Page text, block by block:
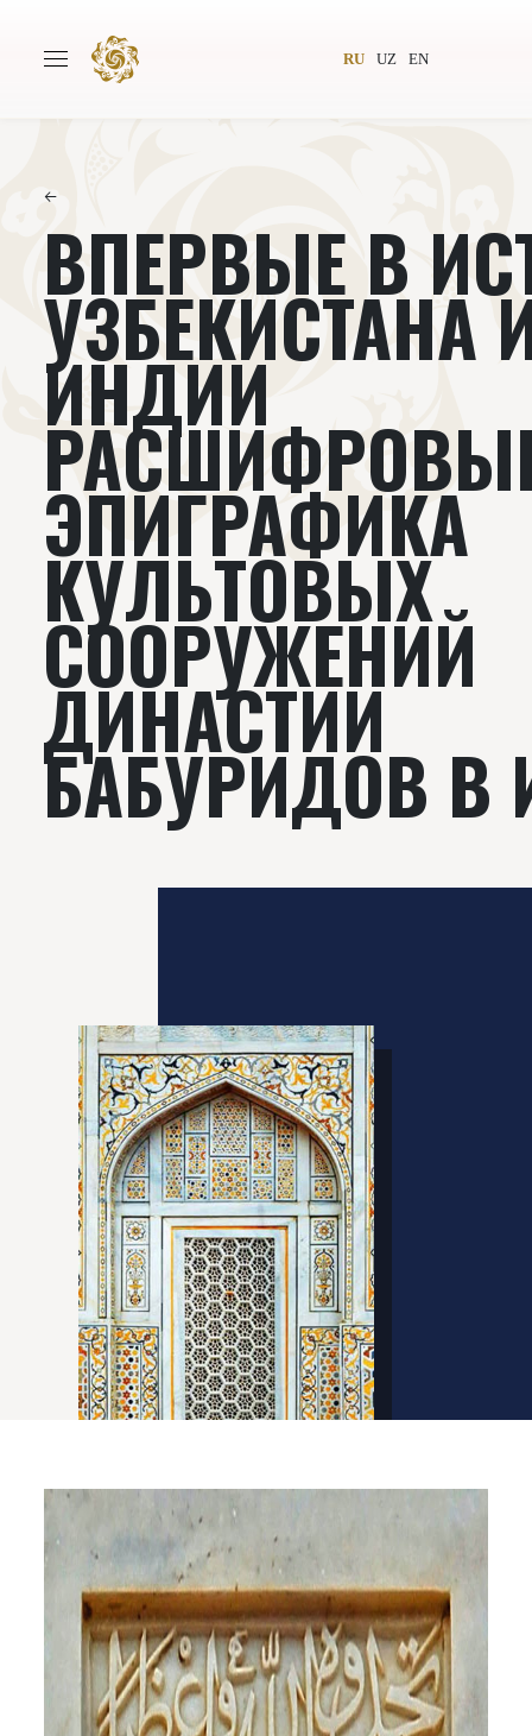
RU UZ EN
Авторы Всемирное общество
Издательство Новости
Проекты
Книги Видеолекторий
←
ВПЕРВЫЕ В
УЗБЕКИСТАНА
ИНДИИ
ЭПИГРАФИКА
КУЛЬТОВЫХ
СООРУЖЕНИЙ
ДИНАСТИИ
БАБУРИДОВ В